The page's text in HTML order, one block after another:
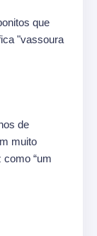
que
"vassoura
de
muito
“um